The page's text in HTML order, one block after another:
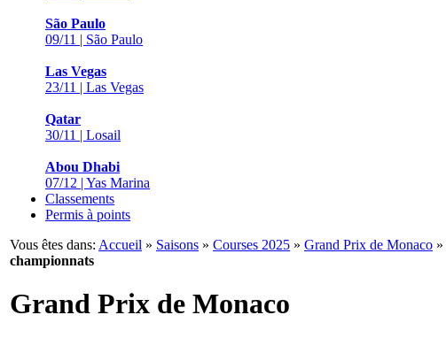
São Paulo
09/11 | São Paulo
Las Vegas
23/11 | Las Vegas
Qatar
30/11 | Losail
Abou Dhabi
07/12 | Yas Marina
Classements
Permis à points
Vous êtes dans: Accueil » Saisons » Courses 2025 » Grand Prix de Monaco »
championnats
Grand Prix de Monaco